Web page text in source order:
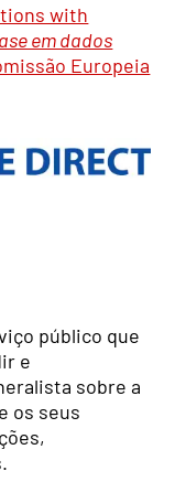
with
em dados
Europeia
público que
e
sobre a
os seus